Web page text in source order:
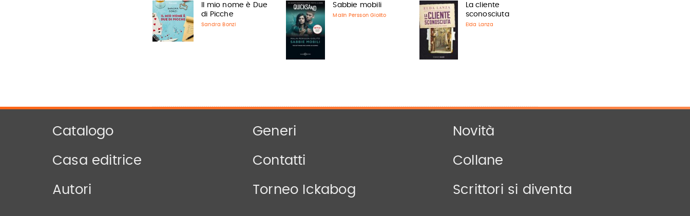
Il mio nome è Due
di Picche
Sandra Bonzi
Sabbie mobili
Malin Persson Giolito
La cliente
sconosciuta
Elda Lanza
Catalogo Generi Novità
Casa editrice Contatti Collane
Autori Torneo Ickabog Scrittori si diventa